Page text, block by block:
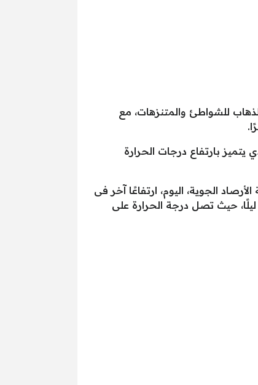
للشواطئ والمتنزهات، مع
بارتفاع درجات الحرارة
المقبل الموافق 6 مايو 2019، ويتوقع خبراء هيئة الأرصاد الجوية، اليوم، ارتفاعًا آخر فى
حيث تصل درجة الحرارة على